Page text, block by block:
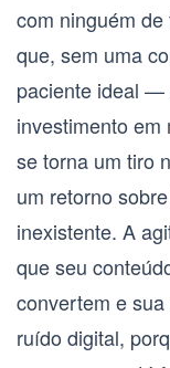
com ninguém
que, sem uma
paciente ideal —
investimento em
se torna um tiro
um retorno
inexistente. A
que seu
convertem e
ruído digital,